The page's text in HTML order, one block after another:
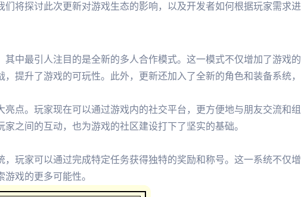
们将探讨此次更新对游戏生态的影响，以及开发者如何根据玩家需求进
其中最引人注目的是全新的多人合作模式。这一模式不仅增加了游戏的
提升了游戏的可玩性。此外，更新还加入了全新的角色和装备系统，
点。玩家现在可以通过游戏内的社交平台，更方便地与朋友交流和组
之间的互动，也为游戏的社区建设打下了坚实的基础。
玩家可以通过完成特定任务获得独特的奖励和称号。这一系统不仅增
戏的更多可能性。